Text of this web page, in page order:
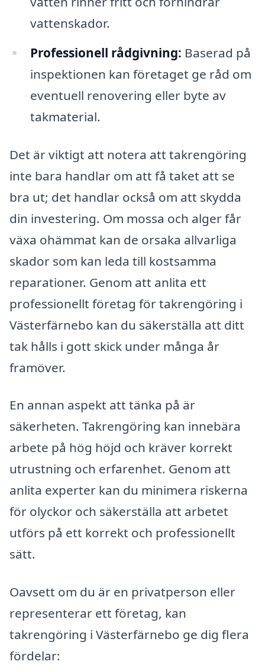
vattenskador.
Professionell rådgivning: Baserad på
inspektionen kan företaget ge råd om
eventuell renovering eller byte av
takmaterial.
Det är viktigt att notera att takrengöring
inte bara handlar om att få taket att se
bra ut; det handlar också om att skydda
din investering. Om mossa och alger får
växa ohämmat kan de orsaka allvarliga
skador som kan leda till kostsamma
reparationer. Genom att anlita ett
professionellt företag för takrengöring i
Västerfärnebo kan du säkerställa att ditt
tak hålls i gott skick under många år
framöver.
En annan aspekt att tänka på är
säkerheten. Takrengöring kan innebära
arbete på hög höjd och kräver korrekt
utrustning och erfarenhet. Genom att
anlita experter kan du minimera riskerna
för olyckor och säkerställa att arbetet
utförs på ett korrekt och professionellt
sätt.
Oavsett om du är en privatperson eller
representerar ett företag, kan
takrengöring i Västerfärnebo ge dig flera
fördelar: